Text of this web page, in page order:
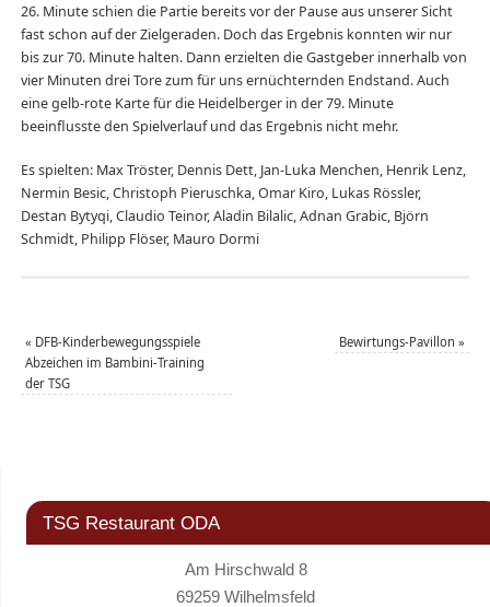
26. Minute schien die Partie bereits vor der Pause aus unserer Sicht
fast schon auf der Zielgeraden. Doch das Ergebnis konnten wir nur
bis zur 70. Minute halten. Dann erzielten die Gastgeber innerhalb von
vier Minuten drei Tore zum für uns ernüchternden Endstand. Auch
eine gelb-rote Karte für die Heidelberger in der 79. Minute
beeinflusste den Spielverlauf und das Ergebnis nicht mehr.
Es spielten: Max Tröster, Dennis Dett, Jan-Luka Menchen, Henrik Lenz,
Nermin Besic, Christoph Pieruschka, Omar Kiro, Lukas Rössler,
Destan Bytyqi, Claudio Teinor, Aladin Bilalic, Adnan Grabic, Björn
Schmidt, Philipp Flöser, Mauro Dormi
« DFB-Kinderbewegungsspiele
Abzeichen im Bambini-Training
der TSG
Bewirtungs-Pavillon»
TSG Restaurant ODA
Am Hirschwald 8
69259 Wilhelmsfeld